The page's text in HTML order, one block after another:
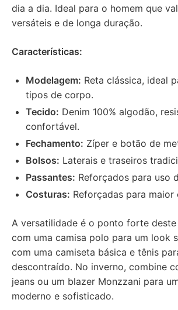
dia a dia. Ideal para o homem que
versáteis e de longa duração.
Características:
Modelagem: Reta clássica, ideal
tipos de corpo.
Tecido: Denim 100% algodão,
confortável.
Fechamento: Zíper e botão de
Bolsos: Laterais e traseiros
Passantes: Reforçados para uso
Costuras: Reforçadas para maior
A versatilidade é o ponto forte deste
com uma camisa polo para um look
com uma camiseta básica e tênis
descontraído. No inverno, combine
jeans ou um blazer Monzzani para
moderno e sofisticado.